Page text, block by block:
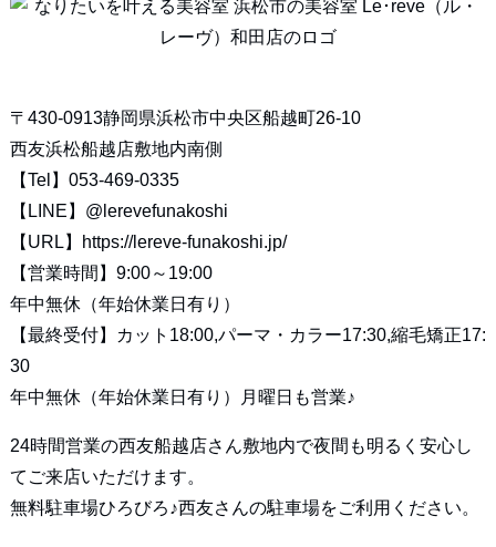
〒430-0913静岡県浜松市中央区船越町26-10
西友浜松船越店敷地内南側
【Tel】053-469-0335
【LINE】 @lerevefunakoshi
【URL】
https://lereve-funakoshi.jp/
【営業時間】9:00～19:00
年中無休（年始休業日有り）
【最終受付】カット18:00,パーマ・カラー17:30,縮毛矯正17:
30
年中無休（年始休業日有り）月曜日も営業♪
24時間営業の西友船越店さん敷地内で夜間も明るく安心し
てご来店いただけます。
無料駐車場ひろびろ♪西友さんの駐車場をご利用ください。